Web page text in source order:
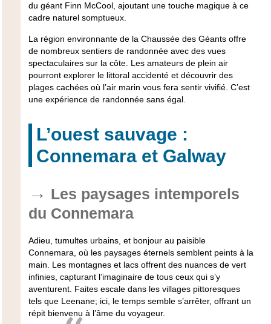
du géant Finn McCool, ajoutant une touche magique à ce
cadre naturel somptueux.
La région environnante de la Chaussée des Géants offre
de nombreux sentiers de randonnée avec des vues
spectaculaires sur la côte. Les amateurs de plein air
pourront explorer le littoral accidenté et découvrir des
plages cachées où l’air marin vous fera sentir vivifié. C’est
une expérience de randonnée sans égal.
L’ouest sauvage :
Connemara et Galway
Les paysages intemporels
du Connemara
Adieu, tumultes urbains, et bonjour au paisible
Connemara, où les paysages éternels semblent peints à la
main. Les montagnes et lacs offrent des nuances de vert
infinies, capturant l’imaginaire de tous ceux qui s’y
aventurent. Faites escale dans les villages pittoresques
tels que Leenane; ici, le temps semble s’arrêter, offrant un
répit bienvenu à l’âme du voyageur.